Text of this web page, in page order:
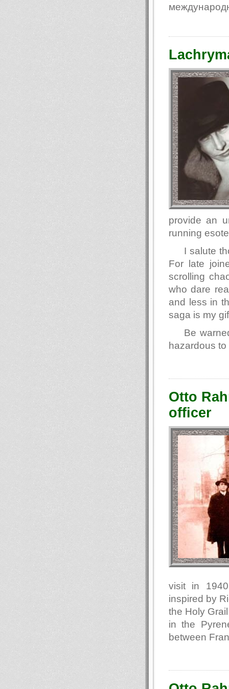
provide an
running
I salute
For late
scrolling
who dare
and less in
saga is my
Be
hazardous
Otto
officer
visit in
inspired by
the Holy
in the
between